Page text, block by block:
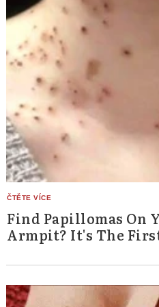
Find Papillomas On
Armpit? It's The